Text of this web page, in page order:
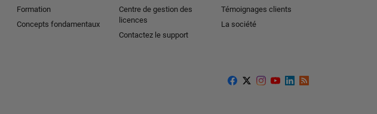
Formation
Concepts fondamentaux
Centre de gestion des
licences
Contactez le support
Témoignages clients
La société